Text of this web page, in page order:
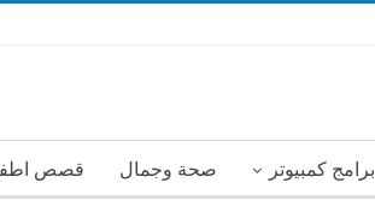
برامج كمبيوتر صحة وجمال قصص